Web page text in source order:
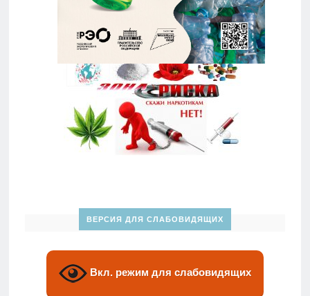
ВЕРСИЯ ДЛЯ СЛАБОВИДЯЩИХ
Вкл. режим для слабовидящих